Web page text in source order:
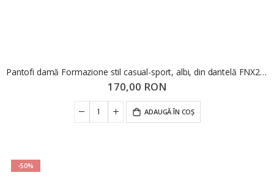
Pantofi damă Formazione stil casual-sport, albi, din dantelă FNX23Y209
170,00 RON
ADAUGĂ ÎN COȘ
-50%